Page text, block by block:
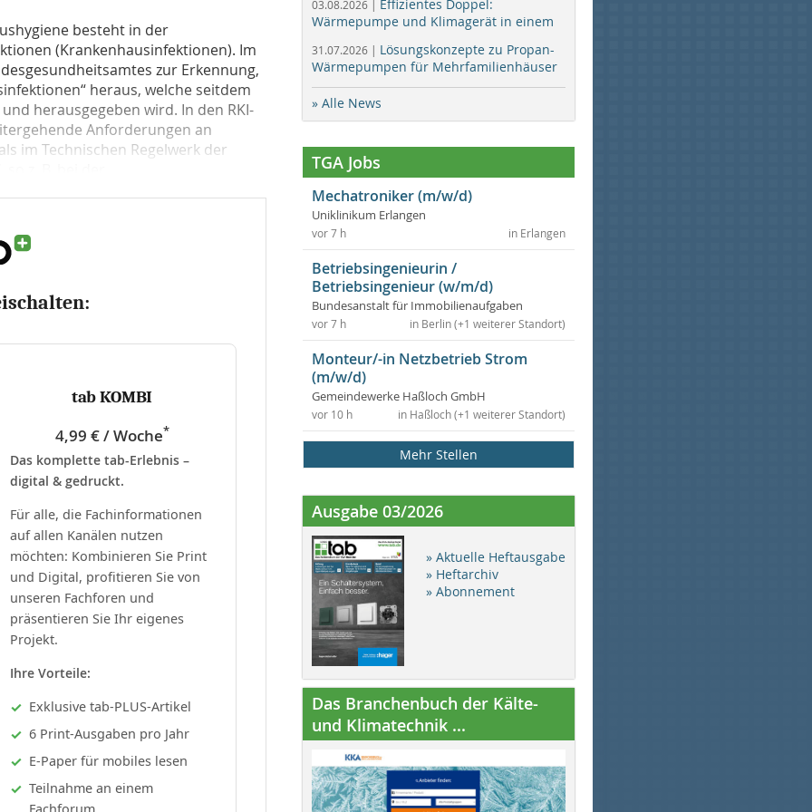
besteht in der
(Krankenhausinfektionen). Im
zur Erkennung,
heraus, welche seitdem
herausgegeben wird. In den RKI-
Anforderungen an
im Technischen Regelwerk der
tab KOMBI
4,99 € / Woche*
Das komplette tab-Erlebnis –
digital & gedruckt.
Für alle, die Fachinformationen
auf allen Kanälen nutzen
möchten: Kombinieren Sie Print
und Digital, profitieren Sie von
unseren Fachforen und
präsentieren Sie Ihr eigenes
Projekt.
Ihre Vorteile:
Exklusive tab-PLUS-Artikel
6 Print-Ausgaben pro Jahr
E-Paper für mobiles lesen
Teilnahme an einem
Fachforum
03.08.2026 |
Effizientes Doppel:
Wärmepumpe und Klimagerät in einem
31.07.2026 | Lösungskonzepte zu Propan-
Wärmepumpen für Mehrfamilienhäuser
» Alle News
TGA Jobs
Mechatroniker (m/w/d)
Uniklinikum Erlangen
in Erlangen
vor 7 h
Betriebsingenieurin /
Betriebsingenieur (w/m/d)
Bundesanstalt für Immobilienaufgaben
in Berlin (+1 weiterer Standort)
vor 7 h
Monteur/-in Netzbetrieb Strom
(m/w/d)
Gemeindewerke Haßloch GmbH
in Haßloch (+1 weiterer Standort)
vor 10 h
Mehr Stellen
Ausgabe 03/2026
» Aktuelle Heftausgabe
» Heftarchiv
» Abonnement
Das Branchenbuch der Kälte-
und Klimatechnik ...